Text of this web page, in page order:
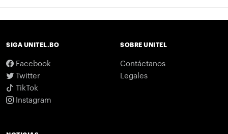
SIGA UNITEL.BO
Facebook
Twitter
TikTok
Instagram
SOBRE UNITEL
Contáctanos
Legales